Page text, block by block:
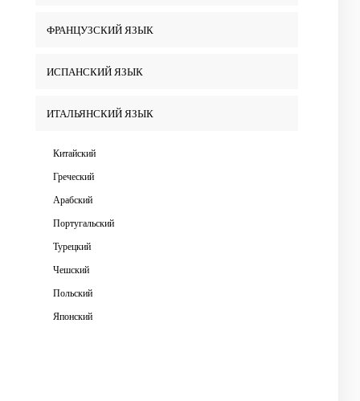
ФРАНЦУЗСКИЙ ЯЗЫК
ИСПАНСКИЙ ЯЗЫК
ИТАЛЬЯНСКИЙ ЯЗЫК
Китайский
Греческий
Арабский
Португальский
Турецкий
Чешский
Польский
Японский